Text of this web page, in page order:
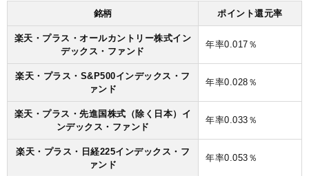
銘柄
ポイント還元率
楽天・プラス・オールカントリー株式イン
デックス・ファンド
年率0.017％
楽天・プラス・S&P500インデックス・フ
ァンド
年率0.028％
楽天・プラス・先進国株式（除く日本）イ
ンデックス・ファンド
年率0.033％
楽天・プラス・日経225インデックス・フ
ァンド
年率0.053％